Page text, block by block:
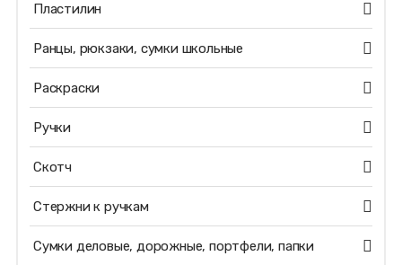
Пластилин
Ранцы, рюкзаки, сумки школьные
Раскраски
Ручки
Скотч
Стержни к ручкам
Сумки деловые, дорожные, портфели, папки